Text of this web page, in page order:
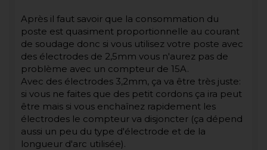
Après il faut savoir que la consommation du
poste est quasiment proportionnelle au courant
de soudage donc si vous utilisez votre poste avec
des électrodes de 2,5mm vous n'aurez pas de
problème avec un compteur de 15A.
Avec des électrodes 3,2mm, ça va être très juste:
si vous ne faites que des petit cordons ça ira peut
être mais si vous enchaînez rapidement les
électrodes le compteur va disjoncter (ça dépend
aussi un peu du type d'électrode et de la
longueur d'arc utilisée).